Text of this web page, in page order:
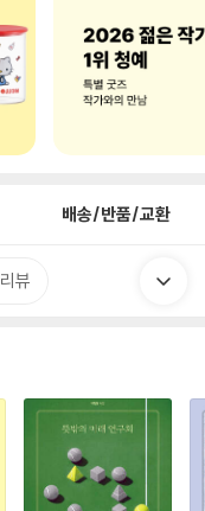
배송/반품/교환
뷰